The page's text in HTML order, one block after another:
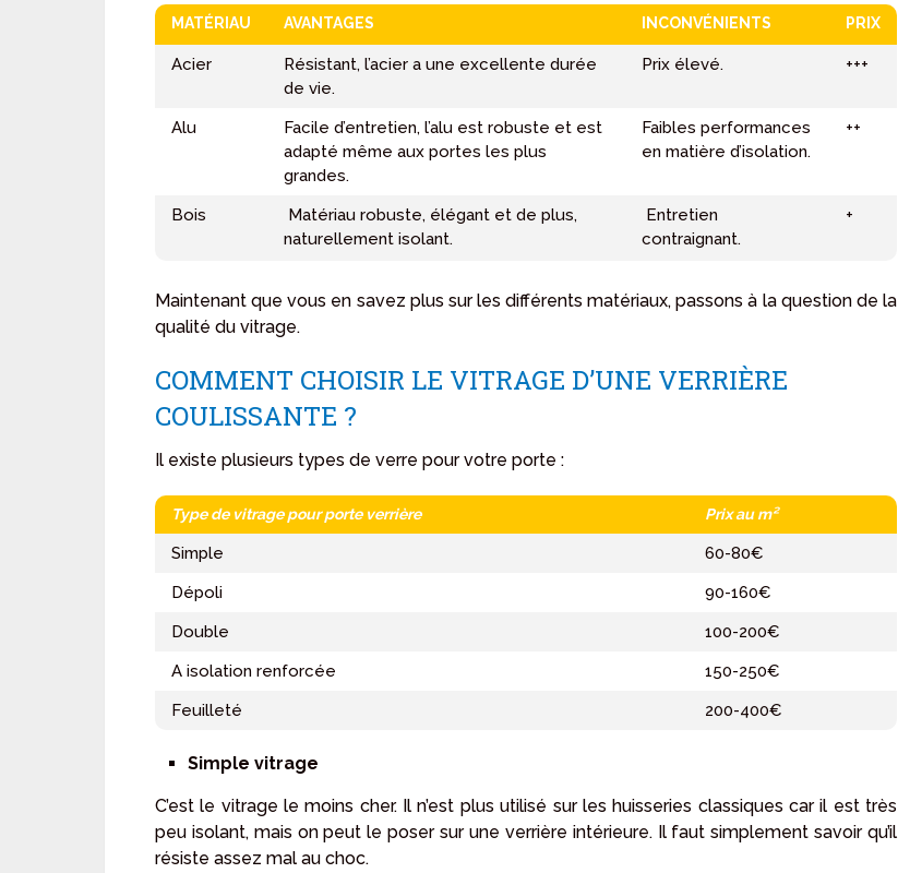
MATÉRIAU AVANTAGES INCONVÉNIENTS PRIX
Acier
Résistant, l’acier a une excellente durée
de vie.
Prix élevé. +++
Alu
Facile d’entretien, l’alu est robuste et est
adapté même aux portes les plus
grandes.
Faibles performances
en matière d’isolation.
++
Bois
Matériau robuste, élégant et de plus,
naturellement isolant.
Entretien
contraignant.
+
Maintenant que vous en savez plus sur les différents matériaux, passons à la question de la
qualité du vitrage.
COMMENT CHOISIR LE VITRAGE D’UNE VERRIÈRE
COULISSANTE ?
Il existe plusieurs types de verre pour votre porte :
Type de vitrage pour porte verrière Prix au m²
Simple
60-80€
Dépoli
90-160€
Double
100-200€
A isolation renforcée
150-250€
Feuilleté
200-400€
Simple vitrage
C’est le vitrage le moins cher. Il n’est plus utilisé sur les huisseries classiques car il est très
peu isolant, mais on peut le poser sur une verrière intérieure. Il faut simplement savoir qu’il
résiste assez mal au choc.